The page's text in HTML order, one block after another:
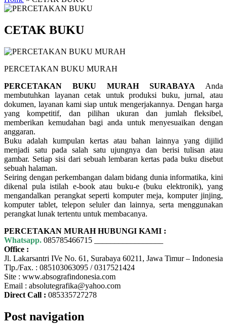
CETAK BUKU
PERCETAKAN BUKU MURAH
PERCETAKAN BUKU MURAH SURABAYA Anda
membutuhkan layanan cetak untuk produksi buku, jurnal, atau
dokumen, layanan kami siap untuk mengerjakannya. Dengan harga
yang kompetitif, dan pilihan ukuran dan jumlah fleksibel,
memberikan kemudahan bagi anda untuk menyesuaikan dengan
anggaran.
Buku adalah kumpulan kertas atau bahan lainnya yang dijilid
menjadi satu pada salah satu ujungnya dan berisi tulisan atau
gambar. Setiap sisi dari sebuah lembaran kertas pada buku disebut
sebuah halaman.
Seiring dengan perkembangan dalam bidang dunia informatika, kini
dikenal pula istilah e-book atau buku-e (buku elektronik), yang
mengandalkan perangkat seperti komputer meja, komputer jinjing,
komputer tablet, telepon seluler dan lainnya, serta menggunakan
perangkat lunak tertentu untuk membacanya.
PERCETAKAN MURAH HUBUNGI KAMI :
Whatsapp. 085785466715 _________________
Office :
Jl. Lakarsantri IVe No. 61, Surabaya 60211, Jawa Timur – Indonesia
Tlp./Fax. : 085103063095 / 0317521424
Site : www.absografindonesia.com
Email : absolutegrafika@yahoo.com
Direct Call : 085335727278
Post navigation